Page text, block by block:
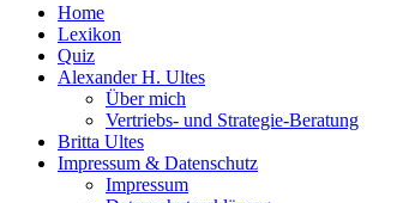
Home
Lexikon
Quiz
Alexander H. Ultes
Über mich
Vertriebs- und Strategie-Beratung
Britta Ultes
Impressum & Datenschutz
Impressum